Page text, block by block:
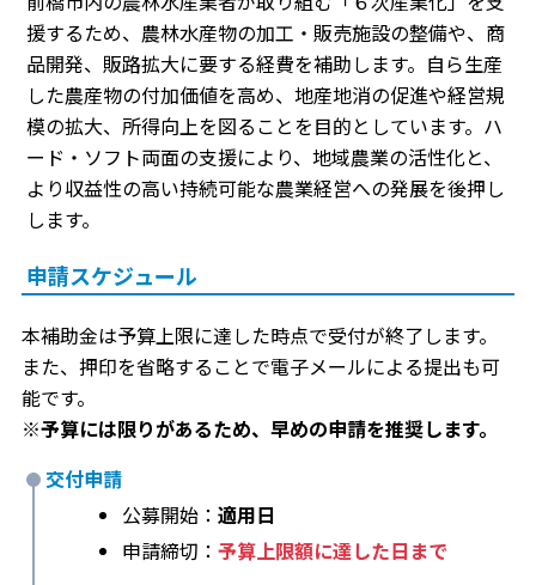
援するため、農林水産物の加工・販売施設の整備や、商
品開発、販路拡大に要する経費を補助します。自ら生産
した農産物の付加価値を高め、地産地消の促進や経営規
模の拡大、所得向上を図ることを目的としています。ハ
ード・ソフト両面の支援により、地域農業の活性化と、
より収益性の高い持続可能な農業経営への発展を後押し
します。
申請スケジュール
本補助金は予算上限に達した時点で受付が終了します。
また、押印を省略することで電子メールによる提出も可
能です。
※予算には限りがあるため、早めの申請を推奨します。
交付申請
公募開始： 適用日
申請締切： 予算上限額に達した日まで